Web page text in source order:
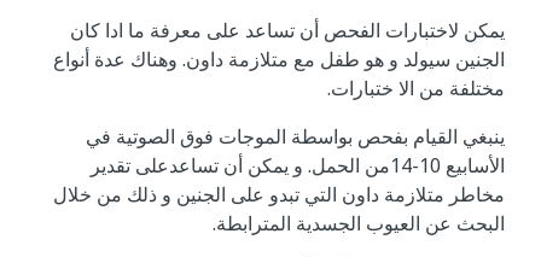
يمكن لاختبارات الفحص أن تساعد على معرفة ما ادا كان
الجنين سيولد و هو طفل مع متلازمة داون. وهناك عدة أنواع
مختلفة من الا ختبارات.
ينبغي القيام بفحص بواسطة الموجات فوق الصوتية في
الأسابيع 10-14من الحمل. و يمكن أن تساعدعلى تقدير
مخاطر متلازمة داون التي تبدو على الجنين و ذلك من خلال
البحث عن العيوب الجسدية المترابطة.